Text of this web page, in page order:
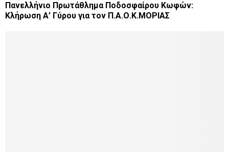
Πανελλήνιο Πρωτάθλημα Ποδοσφαίρου Κωφών:
Κλήρωση Α’ Γύρου για τον Π.Α.Ο.Κ.ΜΟΡΙΑΣ